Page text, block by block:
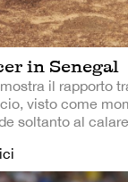
in Senegal
il rapporto
visto come
soltanto al